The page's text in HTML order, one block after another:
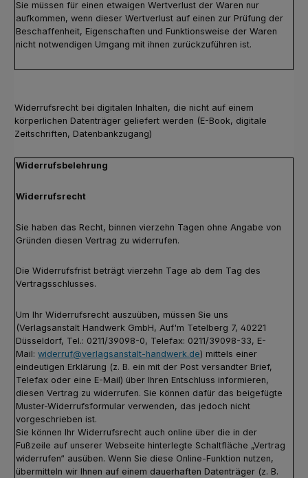
Sie müssen für einen etwaigen Wertverlust der Waren nur
aufkommen, wenn dieser Wertverlust auf einen zur Prüfung der
Beschaffenheit, Eigenschaften und Funktionsweise der Waren
nicht notwendigen Umgang mit ihnen zurückzuführen ist.
Widerrufsrecht bei digitalen Inhalten, die nicht auf einem
körperlichen Datenträger geliefert werden (E-Book, digitale
Zeitschriften, Datenbankzugang)
Widerrufsbelehrung
Widerrufsrecht
Sie haben das Recht, binnen vierzehn Tagen ohne Angabe von
Gründen diesen Vertrag zu widerrufen.
Die Widerrufsfrist beträgt vierzehn Tage ab dem Tag des
Vertragsschlusses.
Um Ihr Widerrufsrecht auszuüben, müssen Sie uns
(Verlagsanstalt Handwerk GmbH, Auf'm Tetelberg 7, 40221
Düsseldorf, Tel.: 0211/39098-0, Telefax: 0211/39098-33, E-
Mail: widerruf@verlagsanstalt-handwerk.de) mittels einer
eindeutigen Erklärung (z. B. ein mit der Post versandter Brief,
Telefax oder eine E-Mail) über Ihren Entschluss informieren,
diesen Vertrag zu widerrufen. Sie können dafür das beigefügte
Muster-Widerrufsformular verwenden, das jedoch nicht
vorgeschrieben ist.
Sie können Ihr Widerrufsrecht auch online über die in der
Fußzeile auf unserer Webseite hinterlegte Schaltfläche „Vertrag
widerrufen“ ausüben. Wenn Sie diese Online-Funktion nutzen,
übermitteln wir Ihnen auf einem dauerhaften Datenträger (z. B.